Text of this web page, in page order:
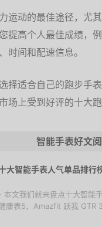
运动的最佳途径，尤
提高个人最佳成绩，
时间和配速信息。
择适合自己的跑步手
场上受到好评的十大
智能手表好文
大智能手表人气单品排行
本文我们就来盘点十大智能
康表5、Amazfit 跃我 GTR